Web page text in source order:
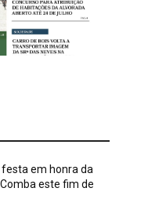
festa em honra da
este fim de